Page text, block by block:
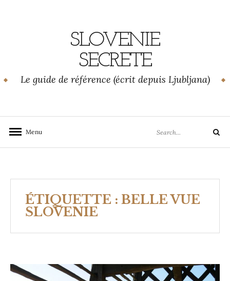
SLOVENIE
SECRETE
Le guide de référence (écrit depuis Ljubljana)
Menu
for:
Search
ÉTIQUETTE : BELLE VUE
SLOVENIE